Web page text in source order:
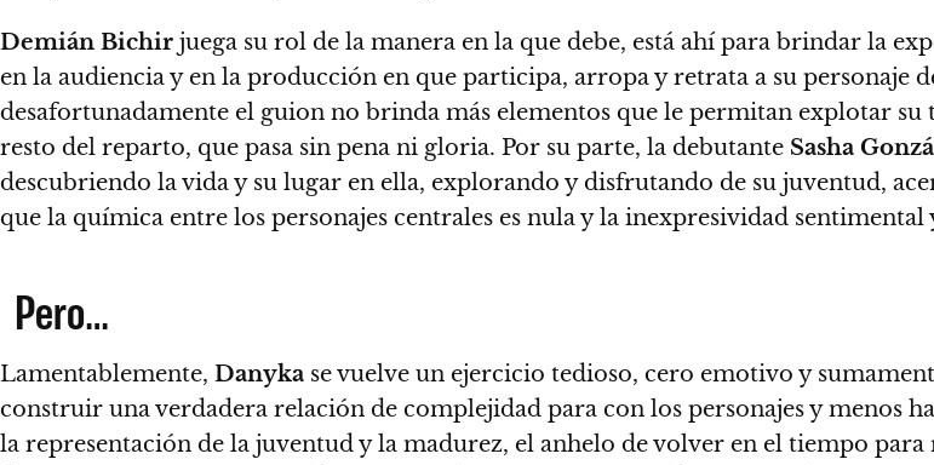
Demián Bichir juega su rol de la manera en la que debe, está ahí para brindar la
en la audiencia y en la producción en que participa, arropa y retrata a su personaje
desafortunadamente el guion no brinda más elementos que le permitan explotar
resto del reparto, que pasa sin pena ni gloria. Por su parte, la debutante Sasha
descubriendo la vida y su lugar en ella, explorando y disfrutando de su juventud,
que la química entre los personajes centrales es nula y la inexpresividad
Pero…
Lamentablemente, Danyka se vuelve un ejercicio tedioso, cero emotivo y
construir una verdadera relación de complejidad para con los personajes y menos
la representación de la juventud y la madurez, el anhelo de volver en el tiempo